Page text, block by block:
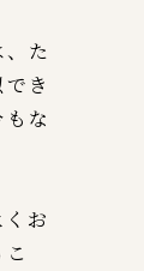
た
き
な
お